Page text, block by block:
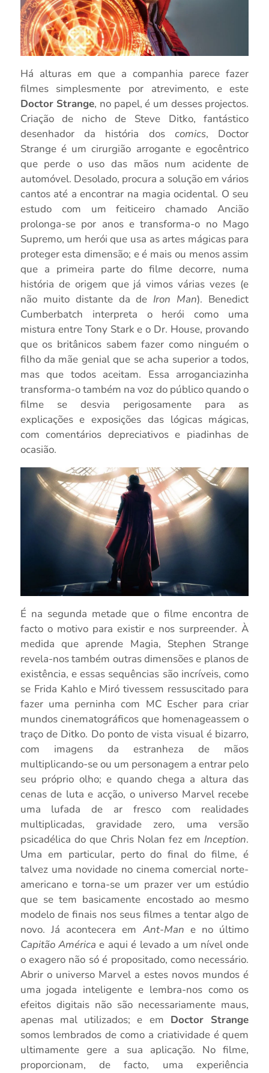
Há alturas em que a companhia parece fazer
filmes simplesmente por atrevimento, e este
Doctor Strange, no papel, é um desses projectos.
Criação de nicho de Steve Ditko, fantástico
desenhador da história doscomics, Doctor
Strange é um cirurgião arrogante e egocêntrico
que perde o uso das mãos num acidente de
automóvel. Desolado, procura a solução em vários
cantos até a encontrar na magia ocidental. O seu
estudo com um feiticeiro chamado Ancião
prolonga-se por anos e transforma-o no Mago
Supremo, um herói que usa as artes mágicas para
proteger esta dimensão; e é mais ou menos assim
que a primeira parte do filme decorre, numa
história de origem que já vimos várias vezes (e
não muito distante da de Iron Man). Benedict
Cumberbatch interpreta o herói como uma
mistura entre Tony Stark e o Dr. House, provando
que os britânicos sabem fazer como ninguém o
filho da mãe genial que se acha superior a todos,
mas que todos aceitam. Essa arroganciazinha
transforma-o também na voz do público quando o
filme se desvia perigosamente para as
explicações e exposições das lógicas mágicas,
com comentários depreciativos e piadinhas de
ocasião.
É na segunda metade que o filme encontra de
facto o motivo para existir e nos surpreender. À
medida que aprende Magia, Stephen Strange
revela-nos também outras dimensões e planos de
existência, e essas sequências são incríveis, como
se Frida Kahlo e Miró tivessem ressuscitado para
fazer uma perninha com MC Escher para criar
mundos cinematográficos que homenageassem o
traço de Ditko. Do ponto de vista visual é bizarro,
com imagens da estranheza de mãos
multiplicando-se ou um personagem a entrar pelo
seu próprio olho; e quando chega a altura das
cenas de luta e acção, o universo Marvel recebe
uma lufada de ar fresco com realidades
multiplicadas, gravidade zero, uma versão
psicadélica do que Chris Nolan fez em Inception.
Uma em particular, perto do final do filme, é
talvez uma novidade no cinema comercial norte-
americano e torna-se um prazer ver um estúdio
que se tem basicamente encostado ao mesmo
modelo de finais nos seus filmes a tentar algo de
novo. Já acontecera em Ant-Man e no último
Capitão América e aqui é levado a um nível onde
o exagero não só é propositado, como necessário.
Abrir o universo Marvel a estes novos mundos é
uma jogada inteligente e lembra-nos como os
efeitos digitais não são necessariamente maus,
apenas mal utilizados; e em Doctor Strange
somos lembrados de como a criatividade é quem
ultimamente gere a sua aplicação. No filme,
proporcionam, de facto, uma experiência